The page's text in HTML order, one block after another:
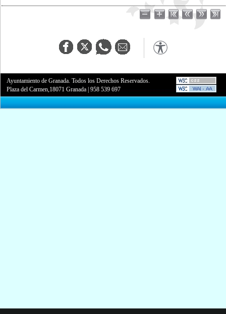
Ayuntamiento de Granada. Todos los Derechos Reservados.
Plaza del Carmen,18071 Granada |958 539 697